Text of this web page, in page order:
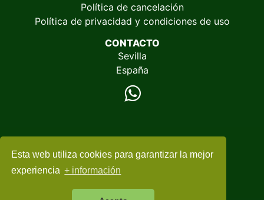
Esta web utiliza cookies para garantizar la mejor
experiencia + información
Política de cancelación
Política de privacidad y condiciones de uso
CONTACTO
Sevilla
España
© 2005-2026 EspacioRural.com